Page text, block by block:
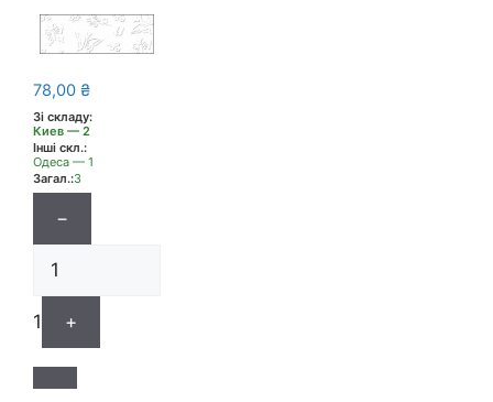
78,00 ₴
Зі складу:
Киев — 2
Інші скл.:
Одеса — 1
Загал.:3
−
1 +